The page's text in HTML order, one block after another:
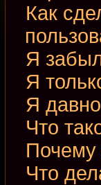
Как
Я
Я
Я
Что
Почему
Что